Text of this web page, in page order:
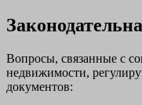
Вопросы, связанные с
недвижимости,
документов: